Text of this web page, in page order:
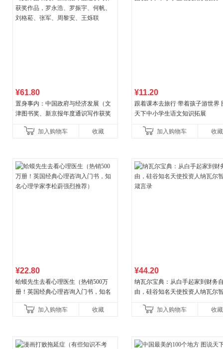
¥61.80
置身事内：中国政府与经济发展（文
津图书奖、新京报年度通识写作获奖
菘、张军、周黎安、王烁联
加入购物车 收藏
¥11.20
跟着课本去旅行 带着孩子游世界
天下中小学生语文知识拓展
加入购物车 收藏
¥22.80
蛤蟆先生去看心理医生（热销500万
册！英国经典心理咨询入门书，知名
加入购物车
收藏
¥44.20
纳瓦尔宝典：从白手起家到财务
由，硅谷知名天使投资人纳瓦尔
加入购物车
收藏